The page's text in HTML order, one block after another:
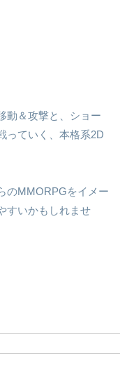
動＆攻撃と、ショー
っていく、本格系2D
のMMORPGをイメー
すいかもしれませ